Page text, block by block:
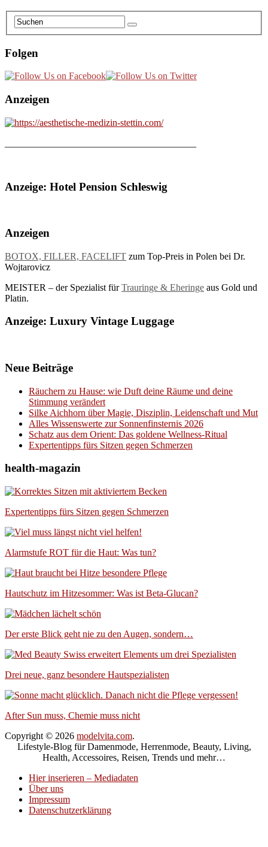
Folgen
Anzeigen
Anzeige: Hotel Pension Schleswig
Anzeigen
BOTOX, FILLER, FACELIFT zum Top-Preis in Polen bei Dr.
Wojtarovicz
MEISTER – der Spezialist fürTrauringe & Eheringe aus Gold und
Platin.
Anzeige: Luxury Vintage Luggage
Neue Beiträge
Räuchern zu Hause: wie Duft deine Räume und deine
Stimmung verändert
Silke Aichhorn über Magie, Disziplin, Leidenschaft und Mut
Alles Wissenswerte zur Sonnenfinsternis 2026
Schatz aus dem Orient: Das goldene Wellness-Ritual
Expertentipps fürs Sitzen gegen Schmerzen
health-magazin
Expertentipps fürs Sitzen gegen Schmerzen
Alarmstufe ROT für die Haut: Was tun?
Hautschutz im Hitzesommer: Was ist Beta-Glucan?
Der erste Blick geht nie zu den Augen, sondern…
Drei neue, ganz besondere Hautspezialisten
After Sun muss, Chemie muss nicht
Copyright © 2026 modelvita.com.
Lifestyle-Blog für Damenmode, Herrenmode, Beauty, Living,
Health, Accessoires, Reisen, Trends und mehr…
Hier inserieren – Mediadaten
Über uns
Impressum
Datenschutzerklärung